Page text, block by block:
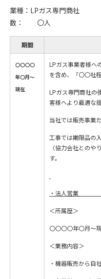
業種：LPガス専
数： 〇人
期間
〇〇〇〇
年〇月～
現在
LPガス事業者様へ
を含め、「〇〇社
LPガス専門商社の
客様へより最適な
当社では販売事業
工事では期限品の
（協力会社とのや
す。
・法
＜所属歴＞
〇〇〇〇年〇月～
＜業務内容＞
・機器販売から自